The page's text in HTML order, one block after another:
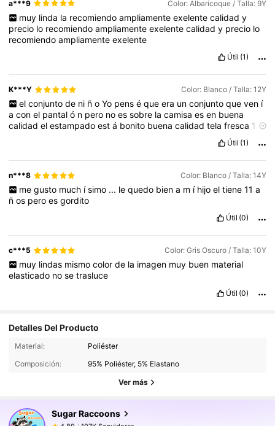
a***9 Color: Albaricoque / Talla: 9Y
muy linda la recomiendo ampliamente exelente calidad y
precio lo recomiendoampliamenteexelentecalidady precio lo
recomiendoampliamenteexelente
Útil (1)
K***Y Color: Blanco / Talla: 12Y
el conjunto de ni ñ o Yo pens é que era un conjunto que ven í
aconel pantaló n pero noessobre lacamisaesen buena
calidadelestampadoestá bonito buenacalidadtelafresca 10
Útil (1)
n***8 Color: Blanco / Talla: 14Y
me gusto much ísimo ... le quedo bien a m í hijo el tiene 11 a
ños peroesgordito
Útil (0)
c***5 Color: Gris Oscuro / Talla: 10Y
muy lindas mismo color de la imagen muy buen material
elasticado nosetrasluce
Útil (0)
Detalles Del Producto
Material:
Poliéster
Composición:
95% Poliéster, 5% Elastano
Ver más
Sugar Raccoons
107K Seguidores
4.89
107K Seguidores